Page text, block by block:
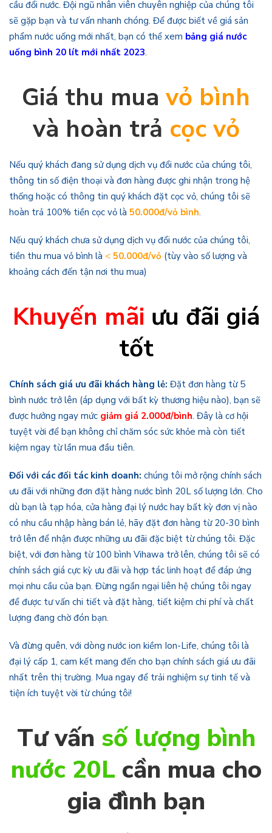
cầu đổi nước. Đội ngũ nhân viên chuyên nghiệp của chúng tôi
sẽ gặp bạn và tư vấn nhanh chóng. Để được biết về giá sản
phẩm nước uống mới nhất, bạn có thể xem bảng giá nước
uống bình 20 lít mới nhất 2023.
Giá thu mua vỏ bình
và hoàn trả cọc vỏ
Nếu quý khách đang sử dụng dịch vụ đổi nước của chúng tôi,
thông tin số điện thoại và đơn hàng được ghi nhận trong hệ
thống hoặc có thông tin quý khách đặt cọc vỏ, chúng tôi sẽ
hoàn trả 100% tiền cọc vỏ là 50.000đ/vỏ bình.
Nếu quý khách chưa sử dụng dịch vụ đổi nước của chúng tôi,
tiền thu mua vỏ bình là < 50.000đ/vỏ (tùy vào số lượng và
khoảng cách đến tận nơi thu mua)
Khuyến mãi ưu đãi giá
tốt
Chính sách giá ưu đãi khách hàng lẻ: Đặt đơn hàng từ 5
bình nước trở lên (áp dụng với bất kỳ thương hiệu nào), bạn sẽ
được hưởng ngay mức giảm giá 2.000đ/bình. Đây là cơ hội
tuyệt vời để bạn không chỉ chăm sóc sức khỏe mà còn tiết
kiệm ngay từ lần mua đầu tiên.
Đối với các đối tác kinh doanh: chúng tôi mở rộng chính sách
ưu đãi với những đơn đặt hàng nước bình 20L số lượng lớn. Cho
dù bạn là tạp hóa, cửa hàng đại lý nước hay bất kỳ đơn vị nào
có nhu cầu nhập hàng bán lẻ, hãy đặt đơn hàng từ 20-30 bình
trở lên để nhận được những ưu đãi đặc biệt từ chúng tôi. Đặc
biệt, với đơn hàng từ 100 bình Vihawa trở lên, chúng tôi sẽ có
chính sách giá cực kỳ ưu đãi và hợp tác linh hoạt để đáp ứng
mọi nhu cầu của bạn. Đừng ngần ngại liên hệ chúng tôi ngay
để được tư vấn chi tiết và đặt hàng, tiết kiệm chi phí và chất
lượng đang chờ đón bạn.
Và đừng quên, với dòng nước ion kiềm Ion-Life, chúng tôi là
đại lý cấp 1, cam kết mang đến cho bạn chính sách giá ưu đãi
nhất trên thị trường. Mua ngay để trải nghiệm sự tinh tế và
tiện ích tuyệt vời từ chúng tôi!
Tư vấn số lượng bình
nước 20L cần mua cho
gia đình bạn